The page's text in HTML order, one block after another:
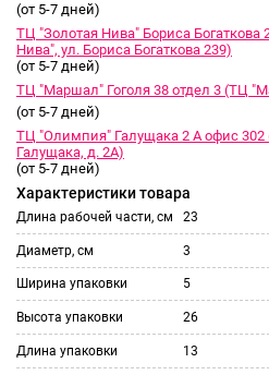
(от 5-7 дней)
ТЦ "Золотая Нива" Бориса Богаткова
Нива", ул. Бориса Богаткова 239)
(от 5-7 дней)
ТЦ "Маршал" Гоголя 38 отдел 3 (ТЦ
(от 5-7 дней)
ТЦ "Олимпия" Галущака 2 А офис
Галущака, д. 2А)
(от 5-7 дней)
Характеристики товара
Длина рабочей части, см 23
Диаметр, см 3
Ширина упаковки 5
Высота упаковки 26
Длина упаковки 13